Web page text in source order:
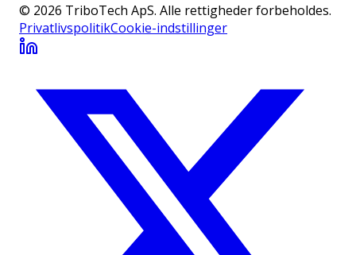
© 2026 TriboTech ApS. Alle rettigheder forbeholdes.
PrivatlivspolitikCookie-indstillinger